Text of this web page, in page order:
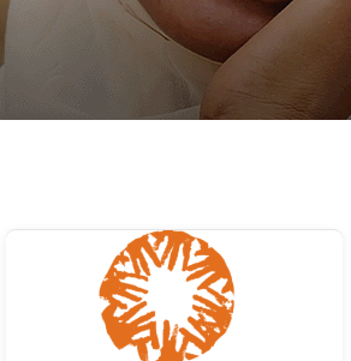
Voordeelgids